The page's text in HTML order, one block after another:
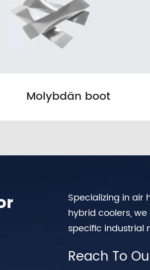
Molybdän boot
Specializing in air
hybrid coolers,
specific industrial
Reach To